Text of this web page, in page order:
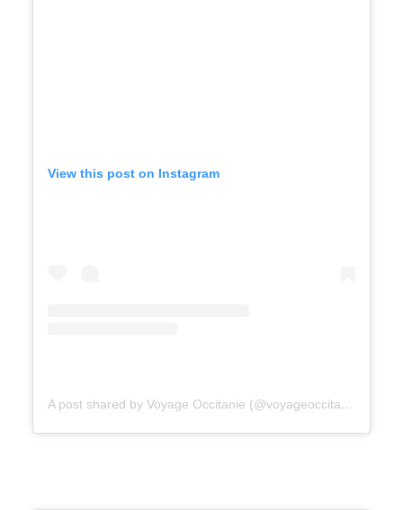
View this post on Instagram
A post shared by Voyage Occitanie (@voyageoccitanie)